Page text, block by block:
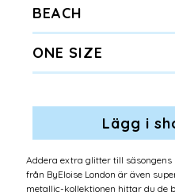
BEACH
ONE SIZE
Addera extra glitter till
från ByEloise London är även
metallic-kollektionen hittar du de